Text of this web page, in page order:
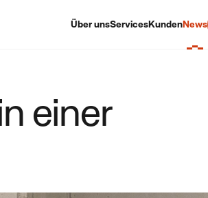
Über unsServicesKundenNews
einer